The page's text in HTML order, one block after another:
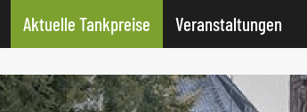
Aktuelle Tankpreise Veranstaltungen